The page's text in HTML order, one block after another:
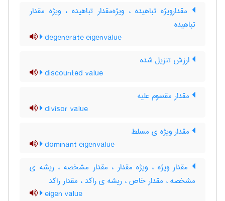
مقدارویژه تباهیده ، ویژه‌مقدار تباهیده ، ویژه مقدار
تباهیده
degenerate eigenvalue
ارزش تنزیل شده
discounted value
مقدار مقسوم علیه
divisor value
مقدار ویژه ی مسلط
dominant eigenvalue
مقدار ویژه ، ویژه مقدار ، مقدار مشخصه ، ریشه ی
مشخصه ، مقدار خاص ، ریشه ی راکد ، مقدار راکد
eigen value